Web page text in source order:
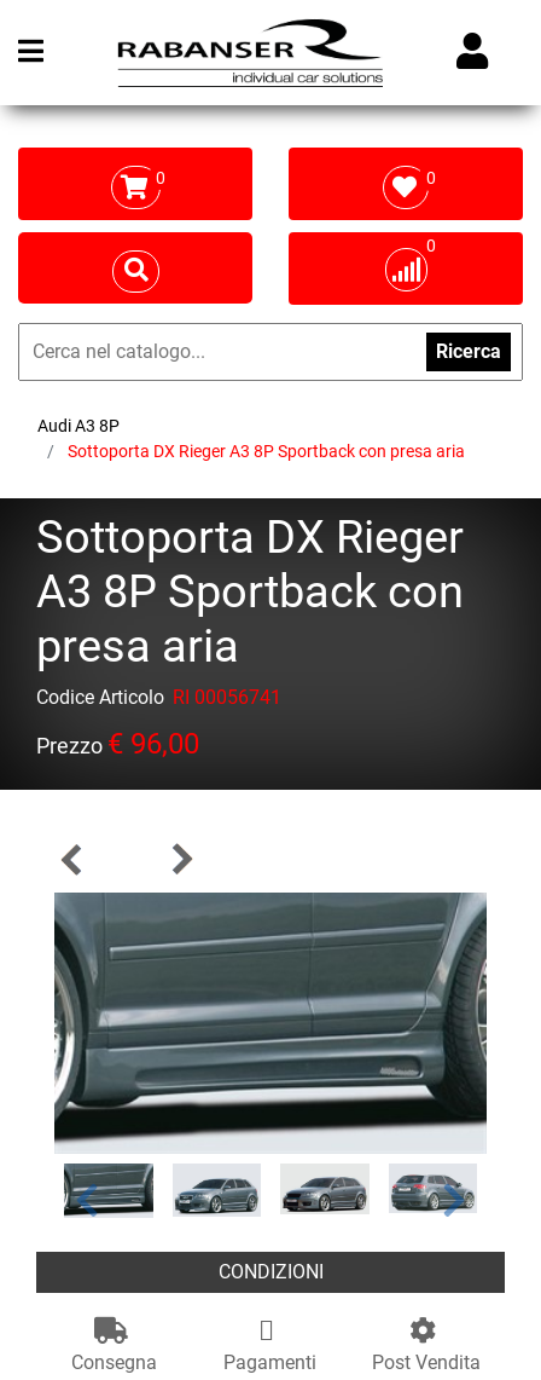
Open menu
0 0
0
Ricerca
Audi A3 8P
Sottoporta DX Rieger A3 8P Sportback con presa aria
Sottoporta DX Rieger
A3 8P Sportback con
presa aria
Codice Articolo RI 00056741
Prezzo € 96,00
CONDIZIONI
Consegna Pagamenti Post Vendita